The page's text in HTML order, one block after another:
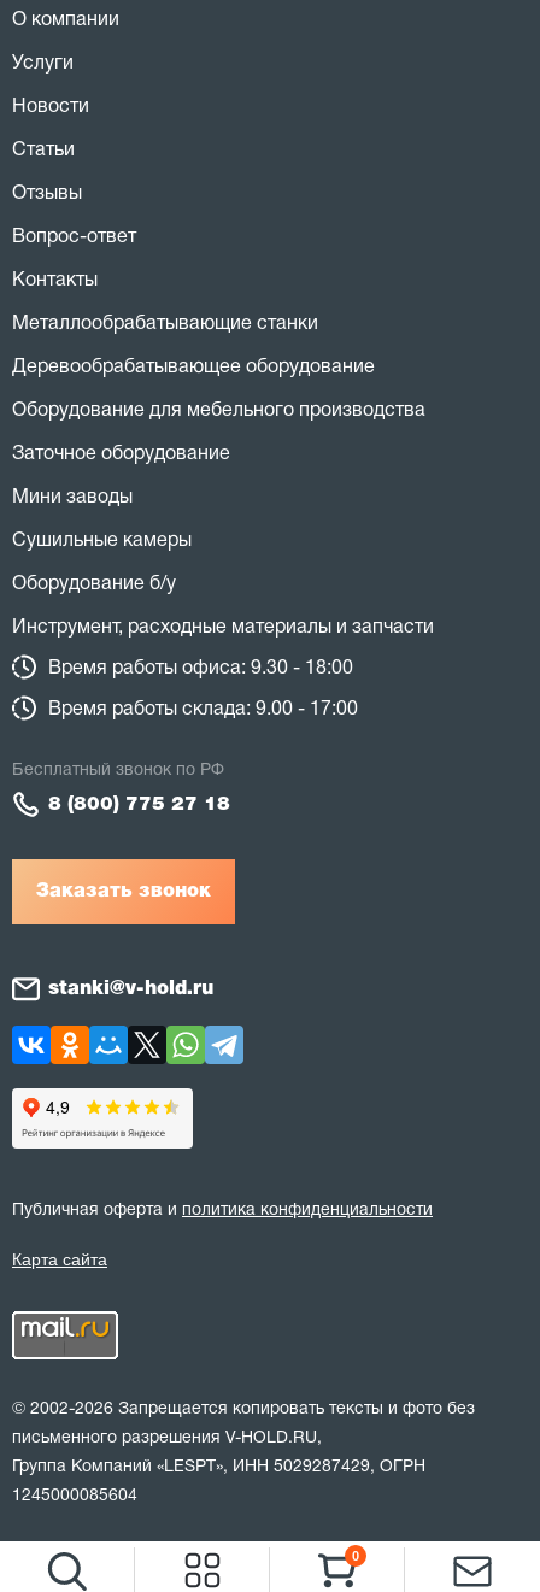
0
О компании
Услуги
Новости
Статьи
Отзывы
Вопрос-ответ
Контакты
Металлообрабатывающие станки
Деревообрабатывающее оборудование
Оборудование для мебельного производства
Заточное оборудование
Мини заводы
Сушильные камеры
Оборудование б/у
Инструмент, расходные материалы и запчасти
Время работы офиса: 9.30 - 18:00
Время работы склада: 9.00 - 17:00
Заказать звонок
Бесплатный звонок по РФ
8 (800) 775 27 18
stanki@v-hold.ru
Публичная оферта и политика конфиденциальности
Карта сайта
© 2002-2026 Запрещается копировать тексты и фото без
письменного разрешения V-HOLD.RU,
Группа Компаний «LESPT», ИНН 5029287429, ОГРН
1245000085604